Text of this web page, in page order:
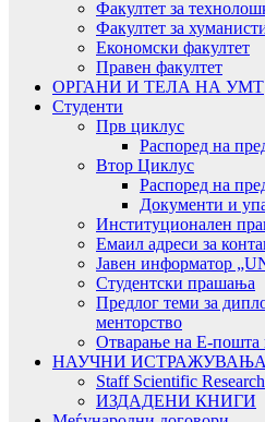
Факултет за
Факултет за
Економски факултет
Правен факултет
ОРГАНИ И ТЕЛА НА УМТ
Студенти
Прв циклус
Распоред на
Втор Циклус
Распоред на
Документи и
Институционален
Емаил адреси за
Јавен информатор
Студентски прашања
Предлог теми за
менторство
Отварање на Е-пошта
НАУЧНИ ИСТРАЖУВАЊА
Staff Scientific
ИЗДАДЕНИ КНИГИ